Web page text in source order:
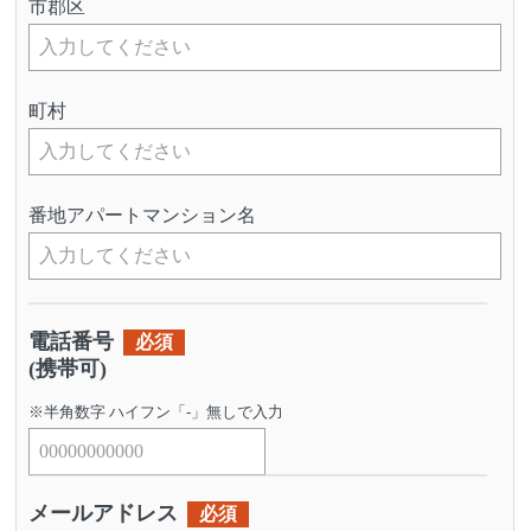
市郡区
町村
番地アパートマンション名
電話番号
(携帯可)
必須
※半角数字 ハイフン「-」無しで入力
メールアドレス 必須